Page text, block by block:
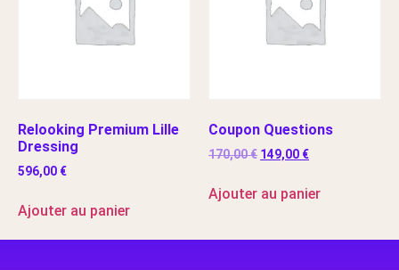
Relooking Premium Lille
Dressing
596,00 €
Ajouter au panier
Coupon Questions
170,00€ 149,00 €
Ajouter au panier